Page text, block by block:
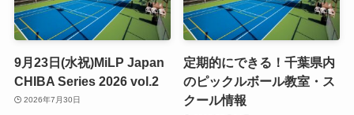
9月23日(水祝)MiLP Japan
CHIBA Series 2026 vol.2
2026年7月30日
定期的にできる！千葉県内
のピックルボール教室・ス
クール情報